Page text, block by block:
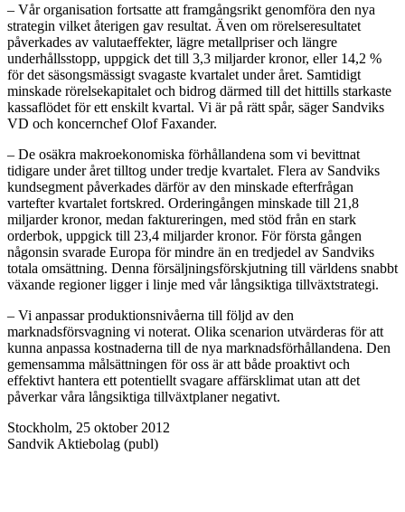
– Vår organisation fortsatte att framgångsrikt genomföra den nya
strategin vilket återigen gav resultat. Även om rörelseresultatet
påverkades av valutaeffekter, lägre metallpriser och längre
underhållsstopp, uppgick det till 3,3 miljarder kronor, eller 14,2 %
för det säsongsmässigt svagaste kvartalet under året. Samtidigt
minskade rörelsekapitalet och bidrog därmed till det hittills starkaste
kassaflödet för ett enskilt kvartal. Vi är på rätt spår, säger Sandviks
VD och koncernchef Olof Faxander.
– De osäkra makroekonomiska förhållandena som vi bevittnat
tidigare under året tilltog under tredje kvartalet. Flera av Sandviks
kundsegment påverkades därför av den minskade efterfrågan
vartefter kvartalet fortskred. Orderingången minskade till 21,8
miljarder kronor, medan faktureringen, med stöd från en stark
orderbok, uppgick till 23,4 miljarder kronor. För första gången
någonsin svarade Europa för mindre än en tredjedel av Sandviks
totala omsättning. Denna försäljningsförskjutning till världens snabbt
växande regioner ligger i linje med vår långsiktiga tillväxtstrategi.
– Vi anpassar produktionsnivåerna till följd av den
marknadsförsvagning vi noterat. Olika scenarion utvärderas för att
kunna anpassa kostnaderna till de nya marknadsförhållandena. Den
gemensamma målsättningen för oss är att både proaktivt och
effektivt hantera ett potentiellt svagare affärsklimat utan att det
påverkar våra långsiktiga tillväxtplaner negativt.
Stockholm, 25 oktober 2012
Sandvik Aktiebolag (publ)